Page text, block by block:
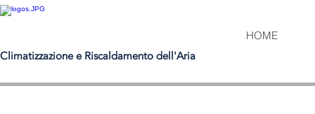
HOME
Climatizzazione e Riscaldamento dell'Aria